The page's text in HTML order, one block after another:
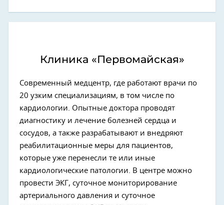
Клиника «Первомайская»
Современный медцентр, где работают врачи по
20 узким специализациям, в том числе по
кардиологии. Опытные доктора проводят
диагностику и лечение болезней сердца и
сосудов, а также разрабатывают и внедряют
реабилитационные меры для пациентов,
которые уже перенесли те или иные
кардиологические патологии. В центре можно
провести ЭКГ, суточное мониторирование
артериального давления и суточное